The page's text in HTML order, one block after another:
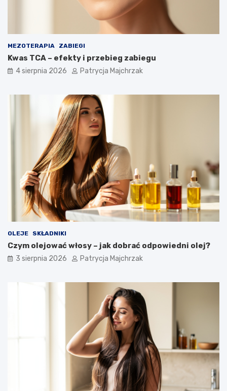
MEZOTERAPIA ZABIEGI
Kwas TCA – efekty i przebieg zabiegu
4 sierpnia 2026 Patrycja Majchrzak
OLEJE SKŁADNIKI
Czym olejować włosy – jak dobrać odpowiedni olej?
3 sierpnia 2026 Patrycja Majchrzak